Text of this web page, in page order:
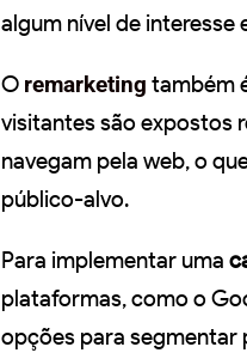
algum nível de interesse
O remarketing também
visitantes são expostos
navegam pela web, o
público-alvo.
Para implementar uma
plataformas, como o
opções para segmentar